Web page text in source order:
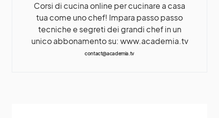
Corsi di cucina online per cucinare a casa
tua come uno chef! Impara passo passo
tecniche e segreti dei grandi chef in un
unico abbonamento su: www.academia.tv
contact@academia.tv